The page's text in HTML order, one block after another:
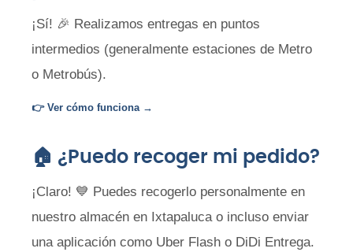
¡Sí! 🎉 Realizamos entregas en puntos
intermedios (generalmente estaciones de Metro
o Metrobús).
👉 Ver cómo funciona →
🏠 ¿Puedo recoger mi pedido?
¡Claro! 💙 Puedes recogerlo personalmente en
nuestro almacén en Ixtapaluca o incluso enviar
una aplicación como Uber Flash o DiDi Entrega.